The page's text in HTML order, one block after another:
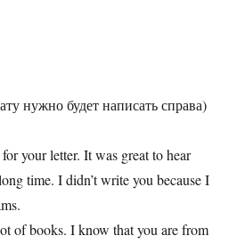
нужно будет написать справа)
your letter. It was great to hear
time. I didn’t write you because I
of books. I know that you are from